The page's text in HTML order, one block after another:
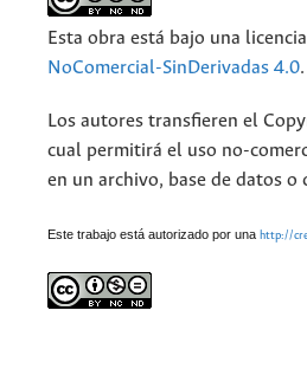
Esta obra está bajo una
NoComercial-SinDerivadas 4.0.
Los autores transfieren el
cual permitirá el uso no-
en un archivo, base de datos o
Este trabajo está autorizado por una http://